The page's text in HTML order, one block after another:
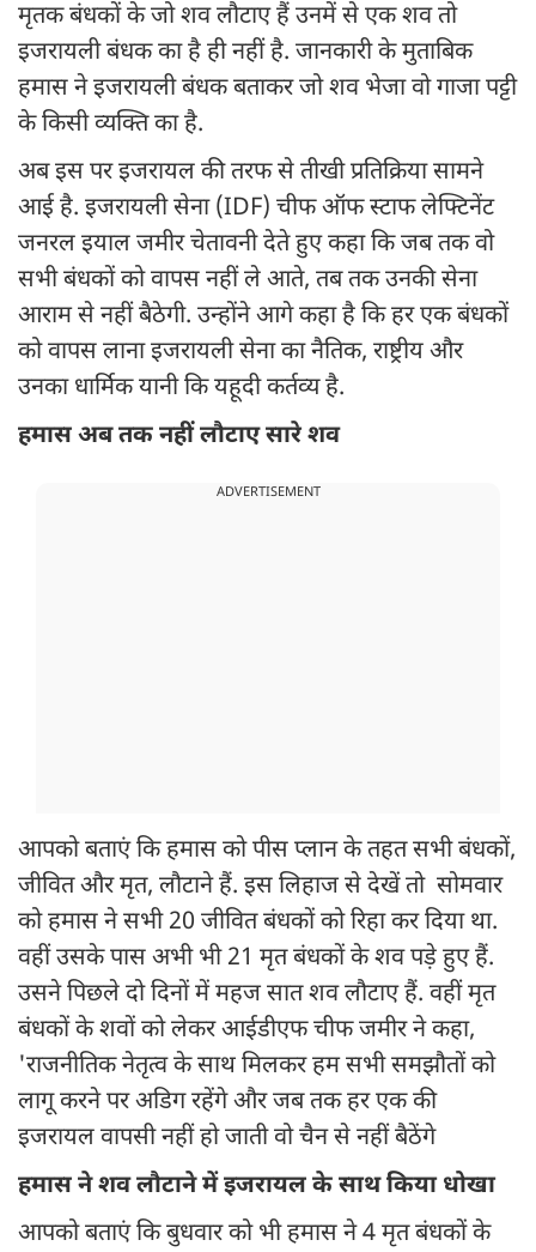
मृतक बंधकों के जो शव लौटाए हैं उनमें से एक शव तो
इजरायली बंधक का है ही नहीं है. जानकारी के मुताबिक
हमास ने इजरायली बंधक बताकर जो शव भेजा वो गाजा पट्टी
के किसी व्यक्ति का है.
अब इस पर इजरायल की तरफ से तीखी प्रतिक्रिया सामने
आई है. इजरायली सेना (IDF) चीफ ऑफ स्टाफ लेफ्टिनेंट
जनरल इयाल जमीर चेतावनी देते हुए कहा कि जब तक वो
सभी बंधकों को वापस नहीं ले आते, तब तक उनकी सेना
आराम से नहीं बैठेगी. उन्होंने आगे कहा है कि हर एक बंधकों
को वापस लाना इजरायली सेना का नैतिक, राष्ट्रीय और
उनका धार्मिक यानी कि यहूदी कर्तव्य है.
हमास अब तक नहीं लौटाए सारे शव
ADVERTISEMENT
आपको बताएं कि हमास को पीस प्लान के तहत सभी बंधकों,
जीवित और मृत, लौटाने हैं. इस लिहाज से देखें तो सोमवार
को हमास ने सभी 20 जीवित बंधकों को रिहा कर दिया था.
वहीं उसके पास अभी भी 21 मृत बंधकों के शव पड़े हुए हैं.
उसने पिछले दो दिनों में महज सात शव लौटाए हैं. वहीं मृत
बंधकों के शवों को लेकर आईडीएफ चीफ जमीर ने कहा,
'राजनीतिक नेतृत्व के साथ मिलकर हम सभी समझौतों को
लागू करने पर अडिग रहेंगे और जब तक हर एक की
इजरायल वापसी नहीं हो जाती वो चैन से नहीं बैठेंगे
हमास ने शव लौटाने में इजरायल के साथ किया धोखा
आपको बताएं कि बुधवार को भी हमास ने 4 मृत बंधकों के